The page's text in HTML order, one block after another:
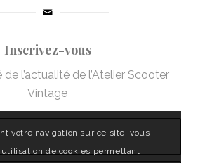
Inscrivez-vous
l’actualité de l’Atelier Scooter
Vintage
votre navigation sur ce site, vous
de cookies permettant